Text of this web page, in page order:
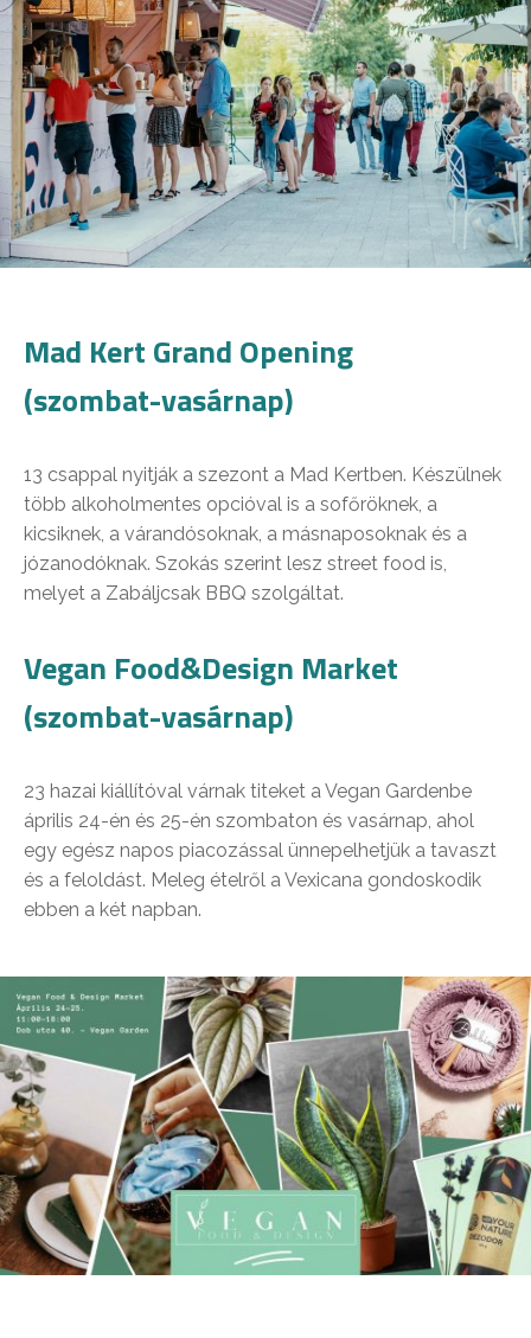
Mad Kert Grand Opening
(szombat-vasárnap)
13 csappal nyitják a szezont a Mad Kertben. Készülnek
több alkoholmentes opcióval is a sofőröknek, a
kicsiknek, a várandósoknak, a másnaposoknak és a
józanodóknak. Szokás szerint lesz street food is,
melyet a Zabáljcsak BBQ szolgáltat.
Vegan Food&Design Market
(szombat-vasárnap)
23 hazai kiállítóval várnak titeket a Vegan Gardenbe
április 24-én és 25-én szombaton és vasárnap, ahol
egy egész napos piacozással ünnepelhetjük a tavaszt
és a feloldást. Meleg ételről a Vexicana gondoskodik
ebben a két napban.